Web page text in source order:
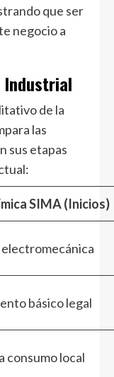
que ser
negocio a
Industrial
de la
las
sus etapas
SIMA (Inicios)
electromecánica
básico legal
consumo local